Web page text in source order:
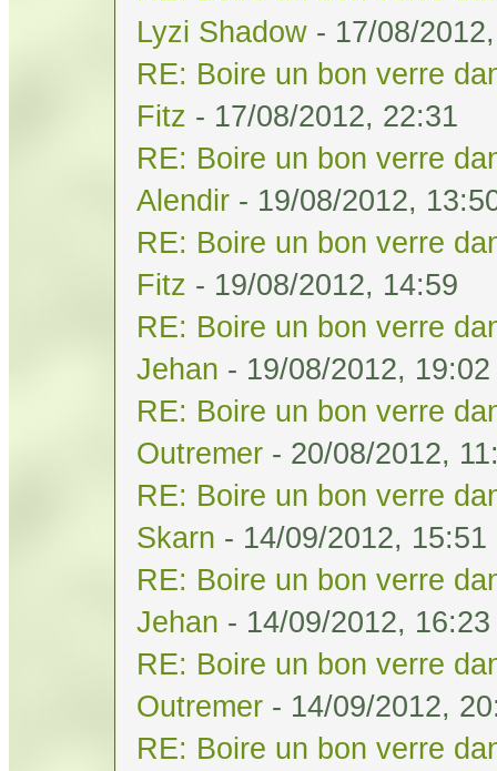
Lyzi Shadow - 17/08/
RE: Boire un bon verre
Fitz - 17/08/2012, 22:31
RE: Boire un bon verre
Alendir - 19/08/2012,
RE: Boire un bon verre
Fitz - 19/08/2012, 14:59
RE: Boire un bon verre
Jehan - 19/08/2012, 19:02
RE: Boire un bon verre
Outremer - 20/08/2012,
RE: Boire un bon verre
Skarn - 14/09/2012, 15:51
RE: Boire un bon verre
Jehan - 14/09/2012, 16:23
RE: Boire un bon verre
Outremer - 14/09/2012,
RE: Boire un bon verre